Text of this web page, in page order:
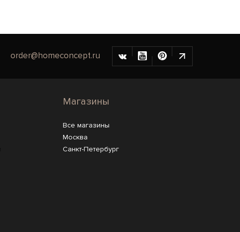
order@homeconcept.ru
Магазины
Все магазины
Москва
Санкт-Петербург